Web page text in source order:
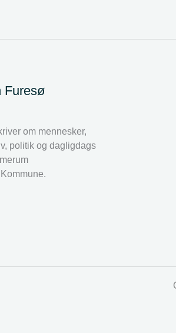
Furesø
om mennesker,
politik og dagligdags